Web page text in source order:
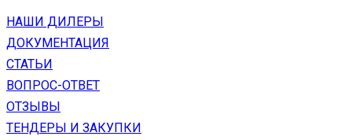
НАШИ ДИЛЕРЫ
ДОКУМЕНТАЦИЯ
СТАТЬИ
ВОПРОС-ОТВЕТ
ОТЗЫВЫ
ТЕНДЕРЫ И ЗАКУПКИ